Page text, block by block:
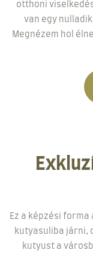
otthoni
van egy
Megnézem hol
Ez a képzési
kutyasuliba járni,
kutyust a